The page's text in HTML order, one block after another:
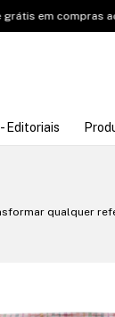
em compras acima
Editoriais
qualquer